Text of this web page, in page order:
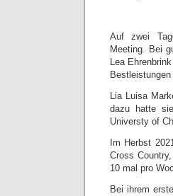
Auf zwei
Meeting. Bei
Lea
Lia Luisa
dazu hatte
Universty of
Im Herbst
Cross
10 mal pro
Bei ihrem